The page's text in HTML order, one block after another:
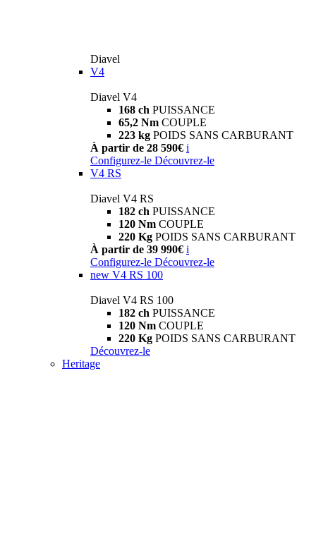
Diavel
V4
Diavel V4
168 ch PUISSANCE
65,2 Nm COUPLE
223 kg POIDS SANS CARBURANT
À partir de 28 590€ i
Configurez-le Découvrez-le
V4 RS
Diavel V4 RS
182 ch PUISSANCE
120 Nm COUPLE
220 Kg POIDS SANS CARBURANT
À partir de 39 990€ i
Configurez-le Découvrez-le
new V4 RS 100
Diavel V4 RS 100
182 ch PUISSANCE
120 Nm COUPLE
220 Kg POIDS SANS CARBURANT
Découvrez-le
Heritage